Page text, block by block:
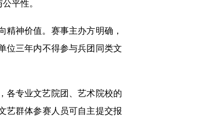
神价值。赛事主办方明确，
位三年内不得参与兵团同类文
专业文艺院团、艺术院校的
艺群体参赛人员可自主提交报